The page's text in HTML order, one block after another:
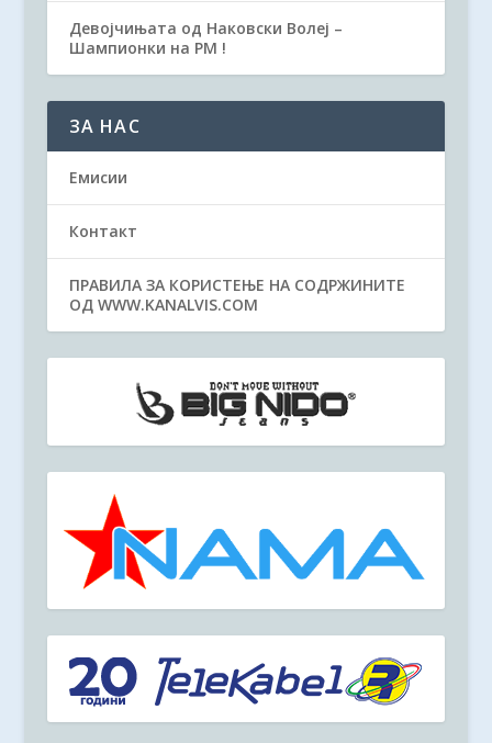
Девојчињата од Наковски Волеј –
Шампионки на РМ !
ЗА НАС
Емисии
Контакт
ПРАВИЛА ЗА КОРИСТЕЊЕ НА СОДРЖИНИТЕ
ОД WWW.KANALVIS.COM